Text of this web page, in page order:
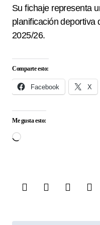
Su fichaje representa
planificación deportiva
2025/26.
Comparte esto:
Facebook X
Me gusta esto:
Cargando...